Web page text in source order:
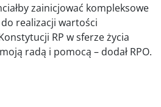
zainicjować kompleksowe
realizacji wartości
RP w sferze życia
radą i pomocą – dodał RPO.